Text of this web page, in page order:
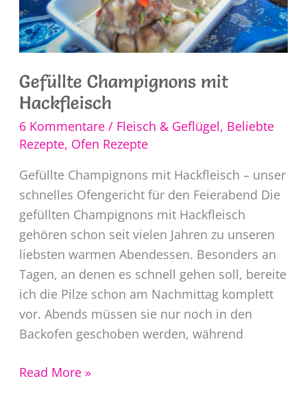
Gefüllte Champignons mit
Hackfleisch
6 Kommentare / Fleisch & Geflügel, Beliebte
Rezepte, Ofen Rezepte
Gefüllte Champignons mit Hackfleisch – unser
schnelles Ofengericht für den Feierabend Die
gefüllten Champignons mit Hackfleisch
gehören schon seit vielen Jahren zu unseren
liebsten warmen Abendessen. Besonders an
Tagen, an denen es schnell gehen soll, bereite
ich die Pilze schon am Nachmittag komplett
vor. Abends müssen sie nur noch in den
Backofen geschoben werden, während
Gefüllte
Read More »